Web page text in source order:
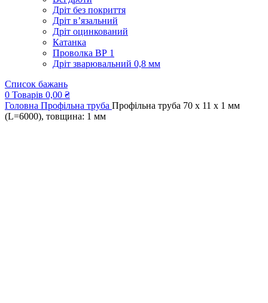
Дріт без покриття
Дріт в’язальний
Дріт оцинкований
Катанка
Проволка ВР 1
Дріт зварювальний 0,8 мм
Список бажань
0 Товарів 0,00 ₴
Головна Профільна труба Профільна труба 70 x 11 x 1 мм
(L=6000), товщина: 1 мм